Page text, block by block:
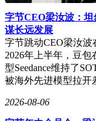
字节CEO梁汝波：
谋长远发展
字节跳动CEO梁汝波
2026年上半年，豆
型Seedance维持了
被海外先进模型拉
2026-08-06